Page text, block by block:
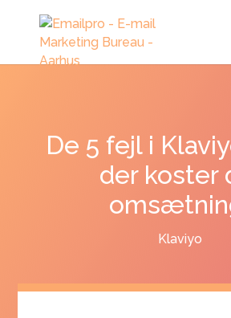
De 5 fejl i
der koster
Klaviyo